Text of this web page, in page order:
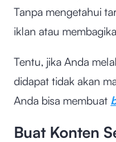
Tanpa mengetahui
iklan atau
Tentu, jika Anda
didapat tidak akan
Anda bisa membuat
Buat Konten